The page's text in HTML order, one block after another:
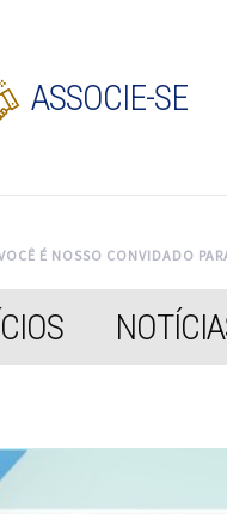
ASSOCIE-SE
É NOSSO CONVIDADO